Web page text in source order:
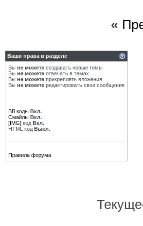
«
Ваши права в разделе
Вы не можете создавать новые темы
Вы не можете отвечать в темах
Вы не можете прикреплять вложения
Вы не можете редактировать свои сообщения
BB коды Вкл.
Смайлы Вкл.
[IMG] код Вкл.
HTML код Выкл.
Правила форума